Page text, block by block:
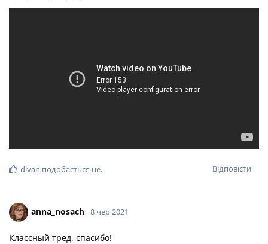
Відповісти
divan подобається це.
anna_nosach 8 чер 2021
Классный тред, спасибо!